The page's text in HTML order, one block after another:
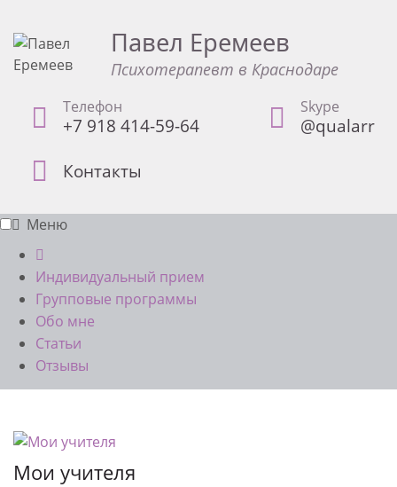
Павел Еремеев
Психотерапевт в Краснодаре
Телефон
+7 918 414-59-64
Skype
@qualarr
Контакты
Меню
Индивидуальный прием
Групповые программы
Обо мне
Статьи
Отзывы
Мои учителя